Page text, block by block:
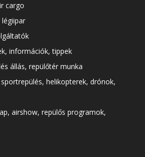
cargo
információk, tippek
állás, repülőtér munka
sportrepülés, helikopterek, drónok,
airshow, repülős programok,